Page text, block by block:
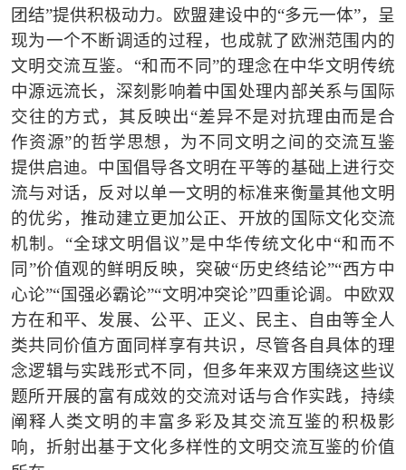
团结”提供积极动力。欧盟建设中的“多元一体”，呈
现为一个不断调适的过程，也成就了欧洲范围内的
文明交流互鉴。 “和而不同”的理念在中华文明传统
中源远流长，深刻影响着中国处理内部关系与国际
交往的方式，其反映出“差异不是对抗理由而是合
作资源”的哲学思想，为不同文明之间的交流互鉴
提供启迪。中国倡导各文明在平等的基础上进行交
流与对话，反对以单一文明的标准来衡量其他文明
的优劣，推动建立更加公正、开放的国际文化交流
机制。 “全球文明倡议”是中华传统文化中“和而不
同”价值观的鲜明反映，突破“历史终结论”“西方中
心论”“国强必霸论”“文明冲突论”四重论调。中欧双
方在和平、发展、公平、正义、民主、自由等全人
类共同价值方面同样享有共识，尽管各自具体的理
念逻辑与实践形式不同，但多年来双方围绕这些议
题所开展的富有成效的交流对话与合作实践，持续
阐释人类文明的丰富多彩及其交流互鉴的积极影
响，折射出基于文化多样性的文明交流互鉴的价值